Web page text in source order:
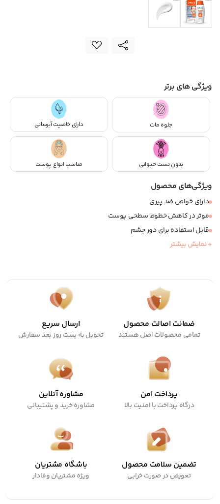
ویژگی های برتر
جلوه مات دارای خاصیت آبرسانی
بدون تست حیوانی مناسب انواع پوست
ویژگی‌های محصول
دارای خواص ضد پیری
موثر در کاهش خطوط سطحی پوست
قابل استفاده برای دور چشم
مناسب انواع پوست
+ نمایش بیشتر
ضمانت اصالت محصول
تمامی محصولات اصل هستند
ارسال سریع
تحویل به پست روز بعد سفارش
پرداخت امن
درگاه پرداخت با امنیت بالا
مشاوره آنلاین
مشاوره خرید و پشتیبانی
تضمین سلامت محصول
تعویض در صورت خرابی
باشگاه مشتریان
ویژه مشتریان وفادار